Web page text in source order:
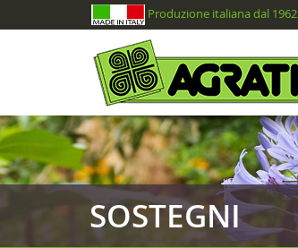
Produzione italiana dal 1962
SOSTEGNI